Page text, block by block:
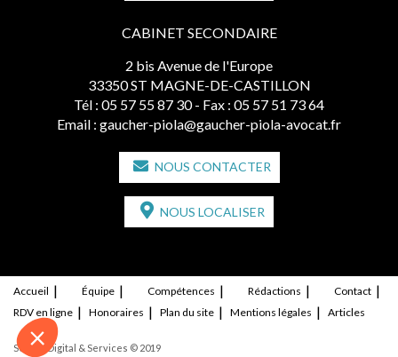
CABINET SECONDAIRE
2 bis Avenue de l'Europe
33350 ST MAGNE-DE-CASTILLON
Tél : 05 57 55 87 30 - Fax : 05 57 51 73 64
Email : gaucher-piola@gaucher-piola-avocat.fr
NOUS CONTACTER
NOUS LOCALISER
Accueil Équipe Compétences Rédactions
Contact
RDV en ligne
Honoraires Plan du site Mentions légales Articles
Septeo Digital & Services © 2019